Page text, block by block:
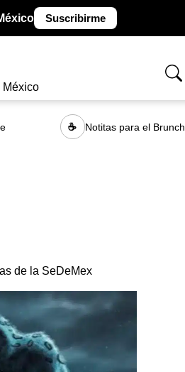
Suscribirme
México
☕ Notitas para el Brunch
de la SeDeMex